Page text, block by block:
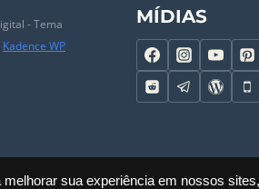
sua experiência em nossos
- Tema
Kadence WP
MÍDIAS